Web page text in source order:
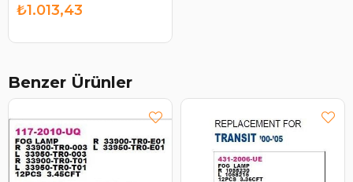
₺1.013,43
Benzer Ürünler